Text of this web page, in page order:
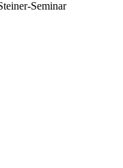
Seminar